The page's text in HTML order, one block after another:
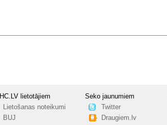
HC.LV lietotājiem
Lietošanas noteikumi
BUJ
Seko jaunumiem
Twitter
Draugiem.lv